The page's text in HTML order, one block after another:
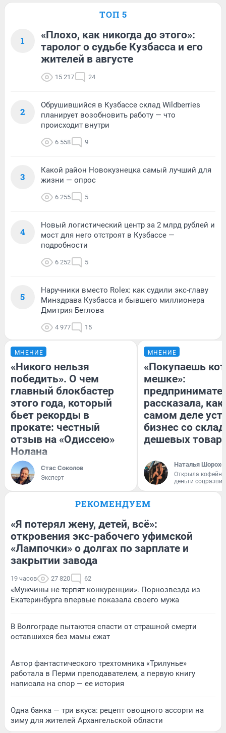
ТОП 5
1
«Плохо, как никогда до этого»:
таролог о судьбе Кузбасса и его
жителей в августе
15 217 24
2
Обрушившийся в Кузбассе склад Wildberries
планирует возобновить работу — что
происходит внутри
6 558 9
3
Какой район Новокузнецка самый лучший для
жизни — опрос
6 255 5
4
Новый логистический центр за 2 млрд рублей и
мост для него отстроят в Кузбассе —
подробности
6 252 5
5
Наручники вместо Rolex: как судили экс-главу
Минздрава Кузбасса и бывшего миллионера
Дмитрия Беглова
4 977 15
МНЕНИЕ
«Никого нельзя
победить». О чем
главный блокбастер
этого года, который
бьет рекорды в
прокате: честный
отзыв на «Одиссею»
Нолана
Стас Соколов
Эксперт
МНЕНИЕ
«Покупаешь
мешке»:
рассказала, как
самом деле
бизнес со
дешевых
Наталья
Открыла
деньги
РЕКОМЕНДУЕМ
«Я потерял жену, детей, всё»:
откровения экс-рабочего уфимской
«Лампочки» о долгах по зарплате и
закрытии завода
19 часов 27 820 62
«Мужчины не терпят конкуренции». Порнозвезда из
Екатеринбурга впервые показала своего мужа
В Волгограде пытаются спасти от страшной смерти
оставшихся без мамы ежат
Автор фантастического трехтомника «Трилунье»
работала в Перми преподавателем, а первую книгу
написала на спор — ее история
Одна банка — три вкуса: рецепт овощного ассорти на
зиму для жителей Архангельской области